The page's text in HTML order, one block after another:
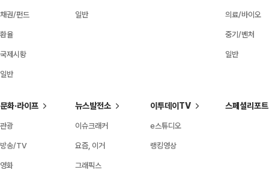
채권/펀드
환율
국제시황
일반
일반 의료/바이오
중기/벤처
일반
문화·라이프
관광
방송/TV
영화
뉴스발전소
이슈크래커
요즘, 이거
그래픽스
이투데이TV
e스튜디오
랭킹영상
스페셜리포트